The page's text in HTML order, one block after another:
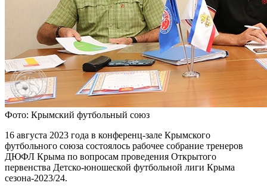
Фото: Крымский футбольный союз
16 августа 2023 года в конференц-зале Крымского
футбольного союза состоялось рабочее собрание тренеров
ДЮФЛ Крыма по вопросам проведения Открытого
первенства Детско-юношеской футбольной лиги Крыма
сезона-2023/24.